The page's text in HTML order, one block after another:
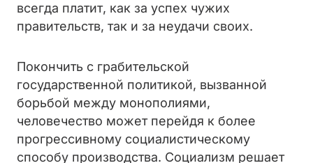
всегда платит, как за успех чужих
правительств, так и за неудачи своих.
Покончить с грабительской
государственной политикой, вызванной
борьбой между монополиями,
человечество может перейдя к более
прогрессивному социалистическому
способу производства. Социализм решает